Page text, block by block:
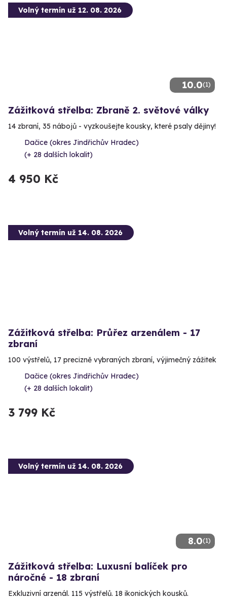
10.0(1)
Volný termín už 12. 08. 2026
Zážitková střelba: Zbraně 2. světové války
14 zbraní, 35 nábojů - vyzkoušejte kousky, které psaly dějiny!
Dačice (okres Jindřichův Hradec)
(+ 28 dalších lokalit)
4 950 Kč
Volný termín už 14. 08. 2026
Zážitková střelba: Průřez arzenálem - 17
zbraní
100 výstřelů, 17 precizně vybraných zbraní, výjimečný zážitek
Dačice (okres Jindřichův Hradec)
(+ 28 dalších lokalit)
3 799 Kč
8.0(1)
Volný termín už 14. 08. 2026
Zážitková střelba: Luxusní balíček pro
náročné - 18 zbraní
Exkluzivní arzenál. 115 výstřelů. 18 ikonických kousků.